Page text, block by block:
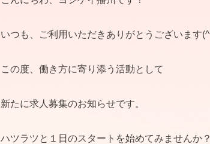
いつも、ご利用いただきありがとうございます
この度、働き方に寄り添う活動として
新たに求人募集のお知らせです。
ハツラツと１日のスタートを始めてみませんか